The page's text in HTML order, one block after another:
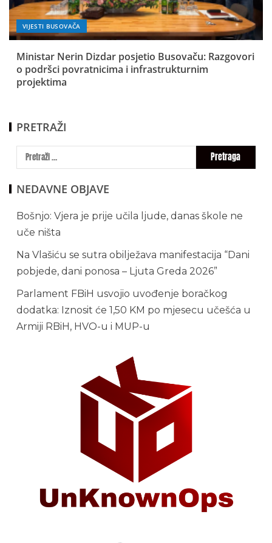
VIJESTI BUSOVAČA
Ministar Nerin Dizdar posjetio Busovaču: Razgovori
o podršci povratnicima i infrastrukturnim
projektima
PRETRAŽI
NEDAVNE OBJAVE
Bošnjo: Vjera je prije učila ljude, danas škole ne
uče ništa
Na Vlašiću se sutra obilježava manifestacija “Dani
pobjede, dani ponosa – Ljuta Greda 2026”
Parlament FBiH usvojio uvođenje boračkog
dodatka: Iznosit će 1,50 KM po mjesecu učešća u
Armiji RBiH, HVO-u i MUP-u